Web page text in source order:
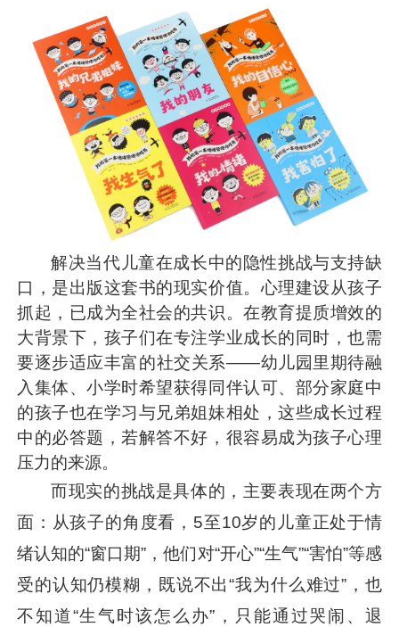
解决当代儿童在成长中的隐性挑战与支持缺
口，是出版这套书的现实价值。心理建设从孩子
抓起，已成为全社会的共识。在教育提质增效的
大背景下，孩子们在专注学业成长的同时，也需
要逐步适应丰富的社交关系——幼儿园里期待融
入集体、小学时希望获得同伴认可、部分家庭中
的孩子也在学习与兄弟姐妹相处，这些成长过程
中的必答题，若解答不好，很容易成为孩子心理
压力的来源。
而现实的挑战是具体的，主要表现在两个方
面：从孩子的角度看，5至10岁的儿童正处于情
绪认知的“窗口期”，他们对“开心”“生气”“害怕”等感
受的认知仍模糊，既说不出“我为什么难过”，也
不知道“生气时该怎么办”，只能通过哭闹、退